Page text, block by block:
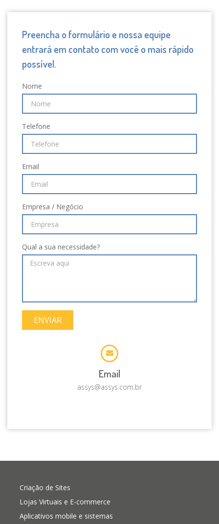
Email
assys@assys.com.br
Preencha o formulário e nossa equipe
entrará em contato com você o mais rápido
possível.
Nome
Telefone
Email
Empresa / Negócio
Qual a sua necessidade?
ENVIAR
Criação de Sites
Lojas Virtuais e E-commerce
Aplicativos mobile e sistemas